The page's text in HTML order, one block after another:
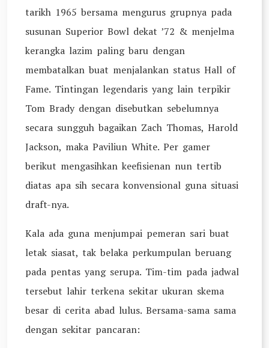
tarikh 1965 bersama mengurus grupnya pada
susunan Superior Bowl dekat ’72 & menjelma
kerangka lazim paling baru dengan
membatalkan buat menjalankan status Hall of
Fame. Tintingan legendaris yang lain terpikir
Tom Brady dengan disebutkan sebelumnya
secara sungguh bagaikan Zach Thomas, Harold
Jackson, maka Paviliun White. Per gamer
berikut mengasihkan keefisienan nun tertib
diatas apa sih secara konvensional guna situasi
draft-nya.
Kala ada guna menjumpai pemeran sari buat
letak siasat, tak belaka perkumpulan beruang
pada pentas yang serupa. Tim-tim pada jadwal
tersebut lahir terkena sekitar ukuran skema
besar di cerita abad lulus. Bersama-sama sama
dengan sekitar pancaran: